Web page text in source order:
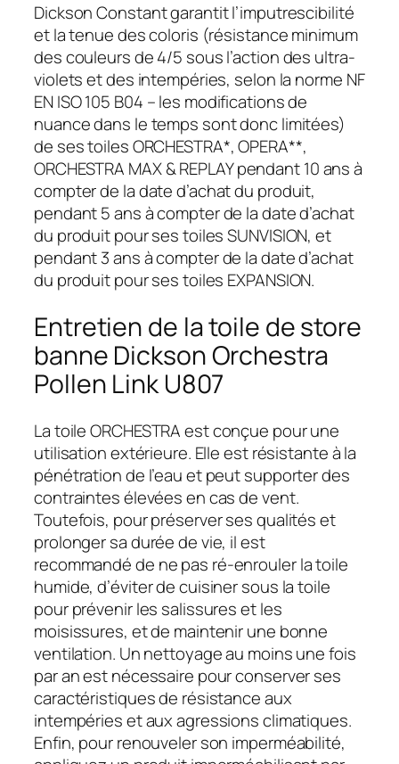
Dickson Constant garantit l’imputrescibilité
et la tenue des coloris (résistance minimum
des couleurs de 4/5 sous l’action des ultra-
violets et des intempéries, selon la norme NF
EN ISO 105 B04 – les modifications de
nuance dans le temps sont donc limitées)
de ses toiles ORCHESTRA*, OPERA**,
ORCHESTRA MAX & REPLAY pendant 10 ans à
compter de la date d’achat du produit,
pendant 5 ans à compter de la date d’achat
du produit pour ses toiles SUNVISION, et
pendant 3 ans à compter de la date d’achat
du produit pour ses toiles EXPANSION.
Entretien de la toile de store
banne Dickson Orchestra
Pollen Link U807
La toile ORCHESTRA est conçue pour une
utilisation extérieure. Elle est résistante à la
pénétration de l’eau et peut supporter des
contraintes élevées en cas de vent.
Toutefois, pour préserver ses qualités et
prolonger sa durée de vie, il est
recommandé de ne pas ré-enrouler la toile
humide, d’éviter de cuisiner sous la toile
pour prévenir les salissures et les
moisissures, et de maintenir une bonne
ventilation. Un nettoyage au moins une fois
par an est nécessaire pour conserver ses
caractéristiques de résistance aux
intempéries et aux agressions climatiques.
Enfin, pour renouveler son imperméabilité,